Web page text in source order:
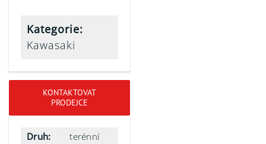
Kategorie:
Kawasaki
KONTAKTOVAT
PRODEJCE
Druh:
terénní